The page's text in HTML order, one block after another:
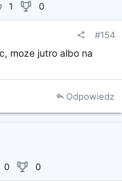
1 0
#154
moze jutro albo na
Odpowiedz
0 0